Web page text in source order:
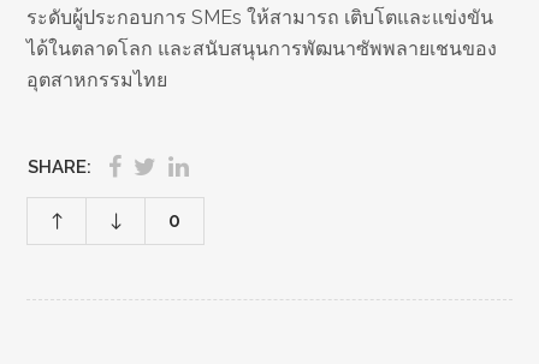
ระดับผู้ประกอบการ SMEs ให้สามารถ เติบโตและแข่งขัน
ได้ในตลาดโลก และสนับสนุนการพัฒนาซัพพลายเชนของ
อุตสาหกรรมไทย
SHARE:
0